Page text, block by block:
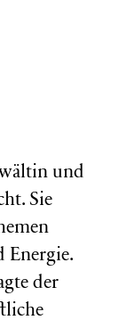
und
Sie
Energie.
der